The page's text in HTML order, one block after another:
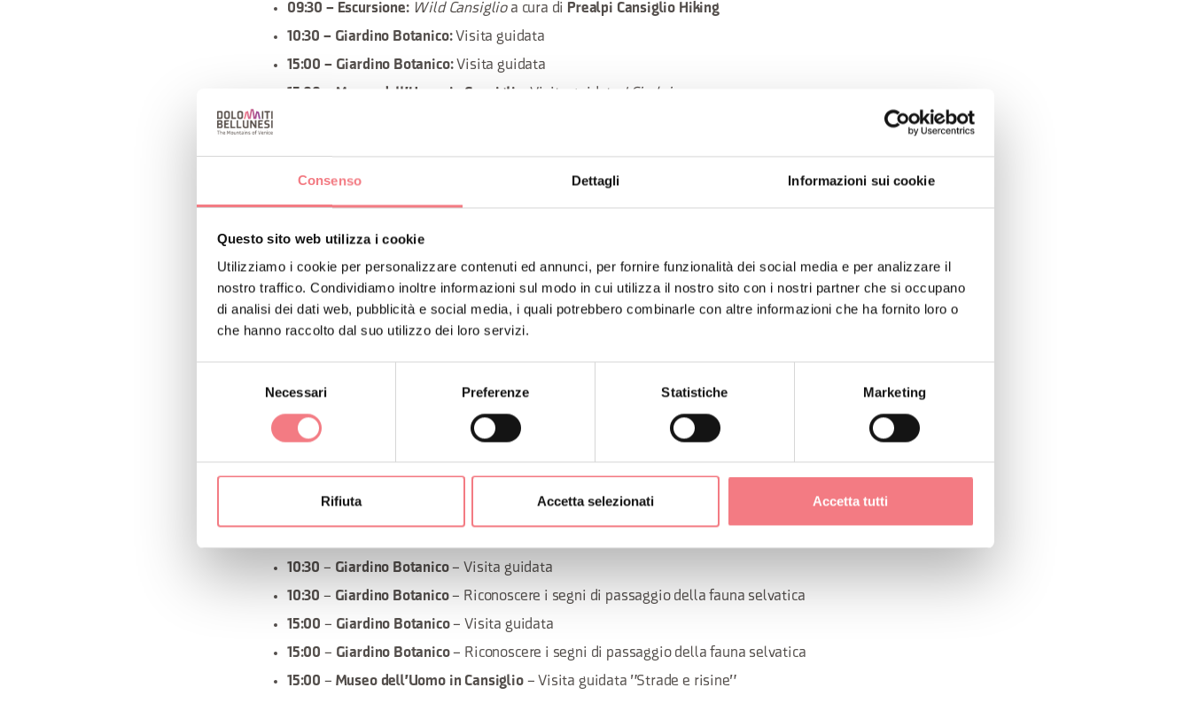
Consenso Dettagli Informazioni sui cookie
Questo sito web utilizza i cookie
Utilizziamo i cookie per personalizzare contenuti ed annunci, per fornire funzionalità dei social media e per analizzare il
nostro traffico. Condividiamo inoltre informazioni sul modo in cui utilizza il nostro sito con i nostri partner che si occupano
di analisi dei dati web, pubblicità e social media, i quali potrebbero combinarle con altre informazioni che ha fornito loro o
che hanno raccolto dal suo utilizzo dei loro servizi.
Necessari Preferenze Statistiche Marketing
Rifiuta Accetta selezionati Accetta tutti
09:30 – Escursione: Wild Cansiglioa cura di Prealpi Cansiglio Hiking
10:30 – Giardino Botanico:Visita guidata
15:00 – Giardino Botanico:Visita guidata
15:00 – Museo dell'Uomo in Cansiglio: Visita guidata I Cimbri
15:00–Giardino Botanico– Visita guidata
Venerdì 14 agosto
9:30– Escursione "Vaia e il Pian di Landro" – a cura di Prealpi Cansiglio Hiking
10:30– – Visita guidata
15:00– – Visita guidata
Domenica 16 agosto
10:30 – Giardino Botanico– Visita guidata
10:30 – Giardino Botanico– Riconoscere i segni di passaggio della fauna selvatica
15:00 – Giardino Botanico– Visita guidata
15:00 – Giardino Botanico– Riconoscere i segni di passaggio della fauna selvatica
15:00 – Museo dell'Uomo in Cansiglio– Visita guidata "Strade e risine"